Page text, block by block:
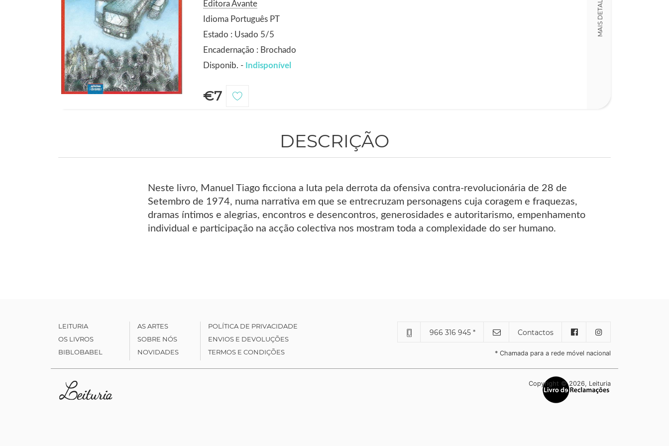
Editora Avante
Idioma Português PT
Estado : Usado 5/5
Encadernação : Brochado
Disponib. - Indisponível
€7
MAIS DETALHES
DESCRIÇÃO
Neste livro, Manuel Tiago ficciona a luta pela derrota da ofensiva contra-revolucionária de 28 de
Setembro de 1974, numa narrativa em que se entrecruzam personagens cuja coragem e fraquezas,
dramas íntimos e alegrias, encontros e desencontros, generosidades e autoritarismo, empenhamento
individual e participação na acção colectiva nos mostram toda a complexidade do ser humano.
LEITURIA
OS LIVROS
BIBLOBABEL
AS ARTES
SOBRE NÓS
NOVIDADES
POLÍTICA DE PRIVACIDADE
ENVIOS E DEVOLUÇÕES
TERMOS E CONDIÇÕES
966 316 945 * Contactos
* Chamada para a rede móvel nacional
Copyright © 2026, Leituria